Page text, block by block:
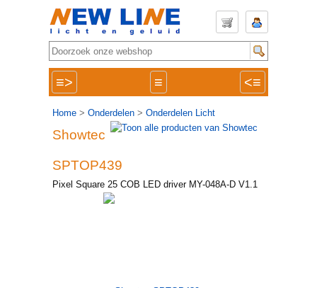
≡> ≡ <≡
Home > Onderdelen > Onderdelen Licht
Showtec
SPTOP439
Pixel Square 25 COB LED driver MY-048A-D V1.1